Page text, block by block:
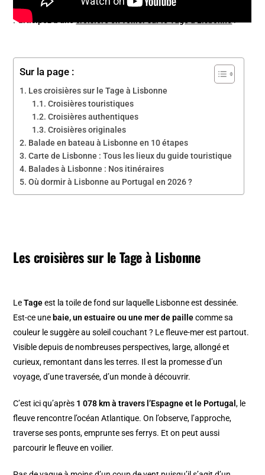
Voici l’une des plus belles expériences à vivre à Lisbonne !
Participez à unecroisière en voilier sur le Tage à Lisbonne!
Sur la page :
Les croisières sur le Tage à Lisbonne
Croisières touristiques
Croisières authentiques
Croisières originales
Balade en bateau à Lisbonne en 10 étapes
Carte de Lisbonne : Tous les lieux du guide touristique
Balades à Lisbonne : Nos itinéraires
Où dormir à Lisbonne au Portugal en 2026 ?
Les croisières sur le Tage à Lisbonne
LeTageest la toile de fond sur laquelle Lisbonne est dessinée.
Est-ce une baie, un estuaire ou une mer de paillecomme sa
couleur le suggère au soleil couchant ? Le fleuve-mer est partout.
Visible depuis de nombreuses perspectives, large, allongé et
curieux, remontant dans les terres. Il est la promesse d’un
voyage, d’une traversée, d’un monde à découvrir.
C’est ici qu’après 1 078 km à travers l’Espagne et le Portugal, le
fleuve rencontre l’océan Atlantique. On l’observe, l’approche,
traverse ses ponts, emprunte ses ferrys. Et on peut aussi
parcourir le fleuve en voilier.